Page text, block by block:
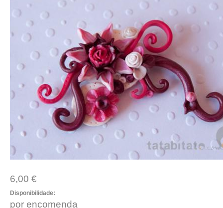
6,00 €
Disponibilidade:
por encomenda